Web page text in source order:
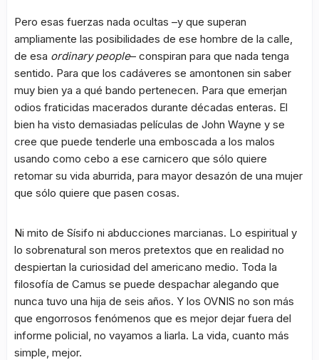
Pero esas fuerzas nada ocultas –y que superan
ampliamente las posibilidades de ese hombre de la calle,
de esa ordinary people– conspiran para que nada tenga
sentido. Para que los cadáveres se amontonen sin saber
muy bien ya a qué bando pertenecen. Para que emerjan
odios fraticidas macerados durante décadas enteras. El
bien ha visto demasiadas películas de John Wayne y se
cree que puede tenderle una emboscada a los malos
usando como cebo a ese carnicero que sólo quiere
retomar su vida aburrida, para mayor desazón de una mujer
que sólo quiere que pasen cosas.
Ni mito de Sísifo ni abducciones marcianas. Lo espiritual y
lo sobrenatural son meros pretextos que en realidad no
despiertan la curiosidad del americano medio. Toda la
filosofía de Camus se puede despachar alegando que
nunca tuvo una hija de seis años. Y los OVNIS no son más
que engorrosos fenómenos que es mejor dejar fuera del
informe policial, no vayamos a liarla. La vida, cuanto más
simple, mejor.